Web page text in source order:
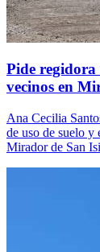
Pide regidora
vecinos en
Ana Cecilia
de uso de suelo y
Mirador de San